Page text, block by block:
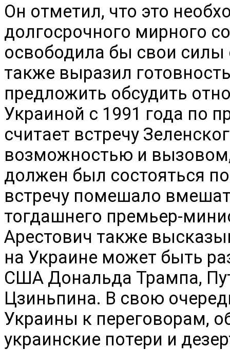
Он отметил, что это
долгосрочного мирного
освободила бы свои силы
также выразил
предложить обсудить
Украиной с 1991 года по
считает встречу
возможностью и
должен был состояться
встречу помешало
тогдашнего премьер-
Арестович также
на Украине может быть
США Дональда Трампа,
Цзиньпина. В свою
Украины к переговорам,
украинские потери и